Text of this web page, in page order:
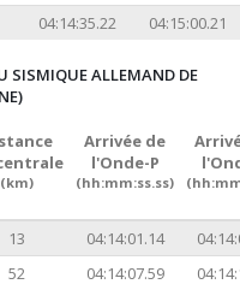
04:14:35.22 04:15:00.21
SISMIQUE ALLEMAND DE
(km)
Arrivée de
l'Onde-P
(hh:mm:ss.ss)
13 04:14:01.14
52 04:14:07.59